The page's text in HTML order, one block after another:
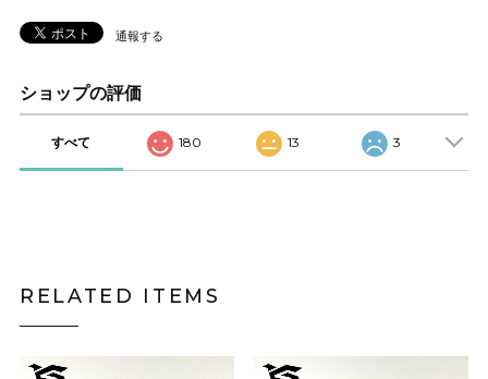
通報する
ショップの評価
すべて 180 13 3
RELATED ITEMS